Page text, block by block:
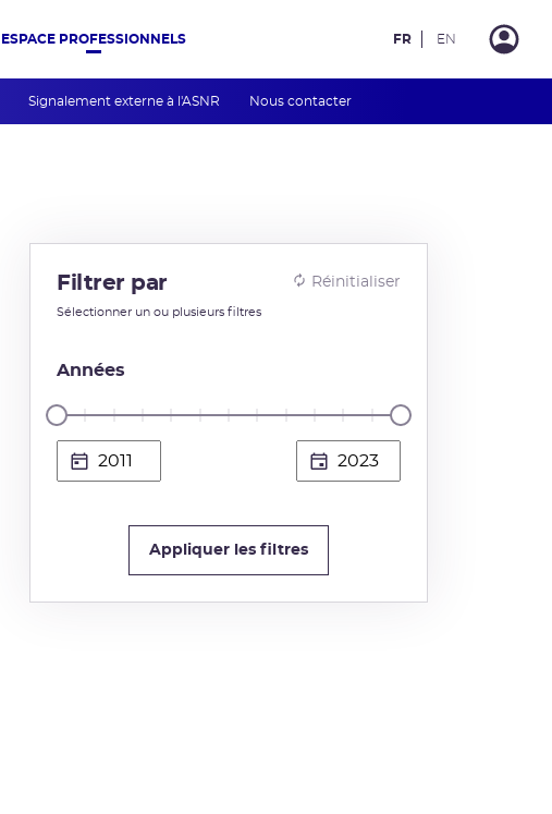
ESPACE PROFESSIONNELS
Signalement externe à l'ASNR Nous contacter
FR EN
Réinitialiser
Filtrer par
Sélectionner un ou plusieurs filtres
Années
Appliquer les filtres